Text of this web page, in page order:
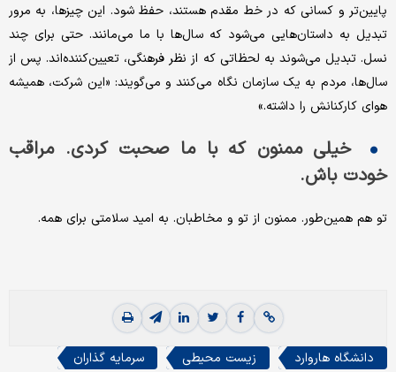
پایین‌تر و کسانی که در خط مقدم هستند، حفظ شود. این چیزها، به مرور
تبدیل به داستان‌هایی می‌شود که سال‌ها با ما می‌مانند. حتی برای چند
نسل. تبدیل می‌شوند به لحظاتی که از نظر فرهنگی، تعیین‌کننده‌اند. پس از
سال‌ها، مردم به یک سازمان نگاه می‌کنند و می‌گویند: «این شرکت، همیشه
هوای کارکنانش را داشته.»
خیلی ممنون که با ما صحبت کردی. مراقب
خودت باش.
تو هم همین‌طور. ممنون از تو و مخاطبان. به امید سلامتی برای همه.
دانشگاه هاروارد زیست محیطی
سرمایه گذاران